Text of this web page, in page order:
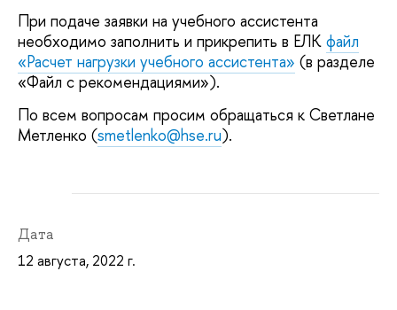
При подаче заявки на учебного ассистента
необходимо заполнить и прикрепить в ЕЛК файл
«Расчет нагрузки учебного ассистента» (в разделе
«Файл с рекомендациями»).
По всем вопросам просим обращаться к Светлане
Метленко (smetlenko@hse.ru).
Дата
12 августа, 2022 г.